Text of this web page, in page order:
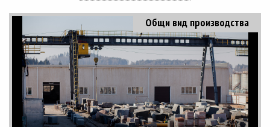
Общи вид производства